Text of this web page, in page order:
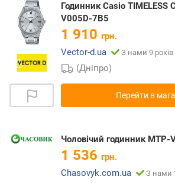
Годинник Casio TIMELESS
V005D-7B5
1 910 грн.
Vector-d.ua
З нами 9 років
(Дніпро)
Перейти в
Чоловічий годинник MTP-
1 536 грн.
Chasovyk.com.ua
З нами